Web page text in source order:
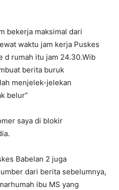
bekerja maksimal dari
waktu jam kerja Puskes
d rumah itu jam 24.30.Wib
berita buruk
menjelek-jelekan
belur”
saya di blokir
Babelan 2 juga
dari berita sebelumnya,
ibu MS yang